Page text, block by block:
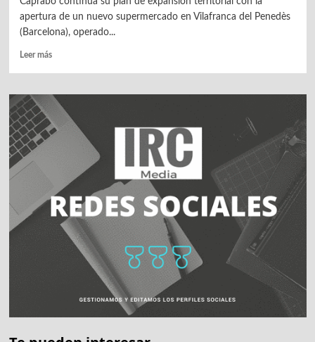
apertura de un nuevo supermercado en Vilafranca del Penedès
(Barcelona), operado...
Leer másLeer
Nueva
franquicia
Caprabo
en
Penedès